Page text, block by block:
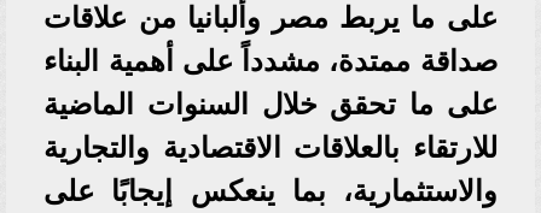
على ما يربط مصر وألبانيا من علاقات
صداقة ممتدة، مشدداً على أهمية البناء
على ما تحقق خلال السنوات الماضية
للارتقاء بالعلاقات الاقتصادية والتجارية
والاستثمارية، بما ينعكس إيجابًا على